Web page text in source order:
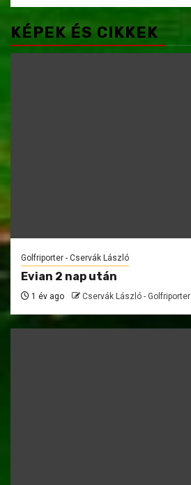
KÉPEK ÉS CIKKEK
Golfriporter - Cservák László
Evian 2 nap után
1 év ago Cservák László - Golfriporter